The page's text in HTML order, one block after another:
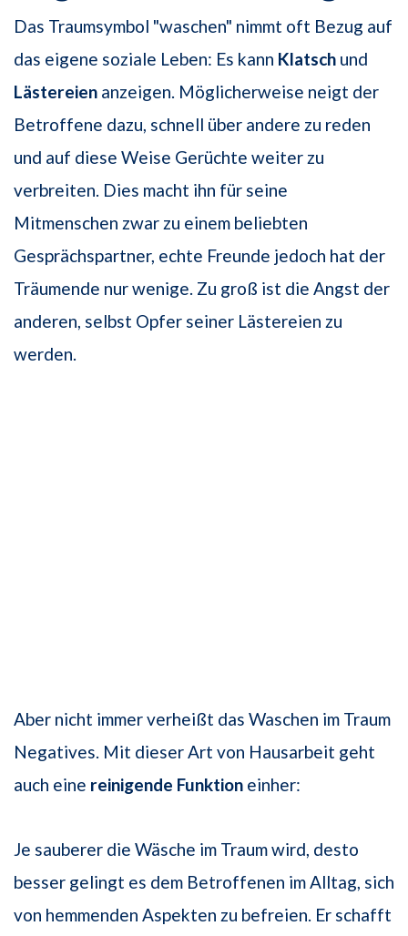
Das Traumsymbol "waschen" nimmt oft Bezug auf
das eigene soziale Leben: Es kann Klatsch und
Lästereien anzeigen. Möglicherweise neigt der
Betroffene dazu, schnell über andere zu reden
und auf diese Weise Gerüchte weiter zu
verbreiten. Dies macht ihn für seine
Mitmenschen zwar zu einem beliebten
Gesprächspartner, echte Freunde jedoch hat der
Träumende nur wenige. Zu groß ist die Angst der
anderen, selbst Opfer seiner Lästereien zu
werden.
Aber nicht immer verheißt das Waschen im Traum
Negatives. Mit dieser Art von Hausarbeit geht
auch eine reinigende Funktion einher:
Je sauberer die Wäsche im Traum wird, desto
besser gelingt es dem Betroffenen im Alltag, sich
von hemmenden Aspekten zu befreien. Er schafft